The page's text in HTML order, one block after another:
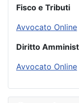
Fisco e Tributi
Avvocato Online
Diritto
Avvocato Online